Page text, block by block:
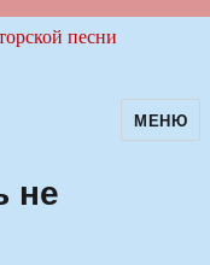
авторскойМЕНЮ
не